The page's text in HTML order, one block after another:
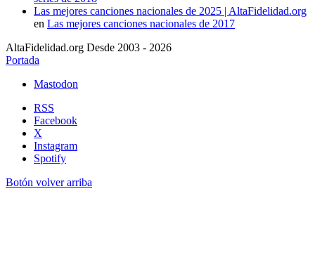
Las mejores canciones nacionales de 2025 | AltaFidelidad.org
en Las mejores canciones nacionales de 2017
AltaFidelidad.org Desde 2003 - 2026
Portada
Mastodon
RSS
Facebook
X
Instagram
Spotify
Botón volver arriba